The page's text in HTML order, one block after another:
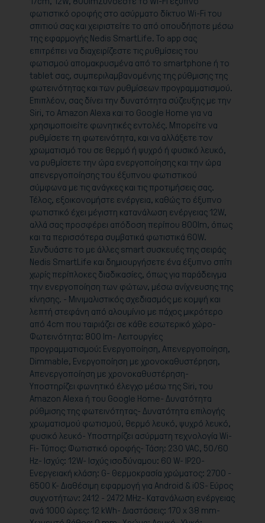
φωτιστικό οροφής στο ασύρματο δίκτυο Wi-Fi του
σπιτιού σας και χειριστείτε το από οπουδήποτε μέσω
της εφαρμογής Nedis SmartLife. Το app σας
επιτρέπει να διαχειρίζεστε τις ρυθμίσεις του
φωτισμού απομακρυσμένα από το smartphone ή το
tablet σας, συμπεριλαμβανομένης της ρύθμισης της
φωτεινότητας και των ρυθμίσεων προγραμματισμού.
Επιπλέον, σας δίνει την δυνατότητα σύζευξης με την
Siri, το Αmazon Alexa και το Google Home για να
χρησιμοποιείτε φωνητικές εντολές. Μπορείτε να
ρυθμίσετε τη φωτεινότητα, και να αλλάξετε τον
χρωματισμό του σε θερμό ή ψυχρό ή φυσικό λευκό,
να ρυθμίσετε την ώρα ενεργοποίησης και την ώρα
απενεργοποίησης του έξυπνου φωτιστικού
σύμφωνα με τις ανάγκες και τις προτιμήσεις σας.
Τέλος, εξοικονομήστε ενέργεια, καθώς το έξυπνο
φωτιστικό έχει μέγιστη κατανάλωση ενέργειας 12W,
αλλά σας προσφέρει απόδοση περίπου 800lm, όπως
και τα περισσότερα συμβατικά φωτιστικά 60W.
Συνδυάστε το με άλλες smart συσκευές της σειράς
Nedis SmartLife και δημιουργήσετε ένα έξυπνο σπίτι
χωρίς περίπλοκες διαδικασίες, όπως για παράδειγμα
την ενεργοποίηση των φώτων, μέσω ανίχνευσης της
κίνησης. - Μινιμαλιστικός σχεδιασμός με κομψή και
λεπτή στεφάνη από αλουμίνιο με πάχος μικρότερο
από 4cm που ταιριάζει σε κάθε εσωτερικό χώρο-
Φωτεινότητα: 800 lm- Λειτουργίες
προγραμματισμού: Ενεργοποίηση, Απενεργοποίηση,
Dimmable, Ενεργοποίηση με χρονοκαθυστέρηση,
Απενεργοποίηση με χρονοκαθυστέρηση-
Υποστηρίζει φωνητικό έλεγχο μέσω της Siri, του
Amazon Alexa ή του Google Home- Δυνατότητα
ρύθμισης της φωτεινότητας- Δυνατότητα επιλογής
χρωματισμού φωτισμού, θερμό λευκό, ψυχρό λευκό,
φυσικό λευκό- Υποστηρίζει ασύρματη τεχνολογία Wi-
Fi- Τύπος: Φωτιστικό οροφής- Τάση: 230 VAC, 50/60
Hz- Ισχύς: 12W- Ισχύς ισοδύναμου: 60 W- IP20-
Ενεργειακή κλάση: G- Θερμοκρασία χρώματος: 2700 -
6500 K- Διαθέσιμη εφαρμογή για Android & iOS- Εύρος
συχνοτήτων: 2412 - 2472 MHz- Κατανάλωση ενέργειας
ανά 1000 ώρες: 12 kWh- Διαστάσεις: 170 x 38 mm-